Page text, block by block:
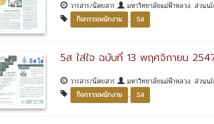
วารสาร/นิตยสาร มหาวิทยาลัยแม่ฟ้าหลวง. ส่วนน
กิจกรรมพนักงาน
, 5ส
5ส ใส่ใจ ฉบับที่ 13 พฤศจิกายน
วารสาร/นิตยสาร มหาวิทยาลัยแม่ฟ้าหลวง. ส่วนน
กิจกรรมพนักงาน
, 5ส